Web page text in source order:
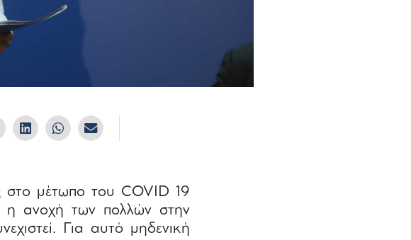
στο μέτωπο του COVID 19
η ανοχή των πολλών στην
Για αυτό μηδενική